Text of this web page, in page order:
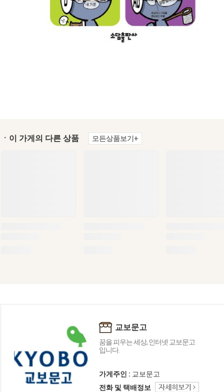
ㆍ이 가게의 다른 상품 모든상품보기+
교보문고
꿈을 피우는 세상, 인터넷 교보문고
입니다.
가게주인 : 교보문고
전화 및 택배정보